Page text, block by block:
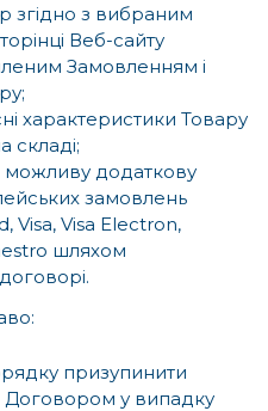
згідно з вибраним
Веб-сайту
Замовленням і
характеристики Товару
складі;
можливу додаткову
замовлень
Visa, Visa Electron,
шляхом
призупинити
Договором у випадку